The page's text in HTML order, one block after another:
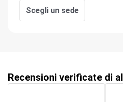
Scegli un sede
Recensioni verificate di